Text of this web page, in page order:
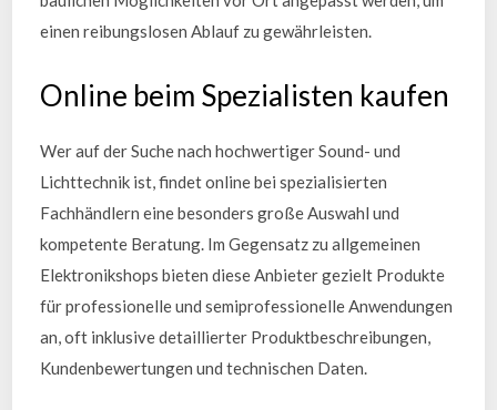
einen reibungslosen Ablauf zu gewährleisten.
Online beim Spezialisten kaufen
Wer auf der Suche nach hochwertiger Sound- und
Lichttechnik ist, findet online bei spezialisierten
Fachhändlern eine besonders große Auswahl und
kompetente Beratung. Im Gegensatz zu allgemeinen
Elektronikshops bieten diese Anbieter gezielt Produkte
für professionelle und semiprofessionelle Anwendungen
an, oft inklusive detaillierter Produktbeschreibungen,
Kundenbewertungen und technischen Daten.